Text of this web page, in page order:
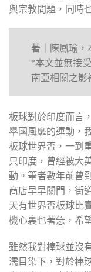
與宗教問題，同時
著｜陳鳳瑜，
*本文並無接
南亞相關之影
板球對於印度而言
舉國風靡的運動，
板球世界盃，一到
只印度，曾經被大
動。筆者數年前曾
商店早早關門，街
天有世界盃板球比
機心裏也著急，希
雖然我對棒球並沒
濡目染下，對於棒